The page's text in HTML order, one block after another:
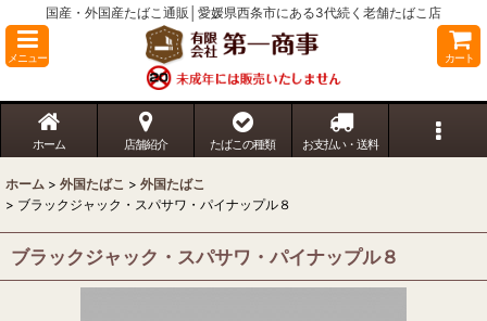
国産・外国産たばこ通販│愛媛県西条市にある3代続く老舗たばこ店
メニュー カート
ホーム 店舗紹介 たばこの種類 お支払い・送料
ホーム > 外国たばこ > 外国たばこ
> ブラックジャック・スパサワ・パイナップル８
ブラックジャック・スパサワ・パイナップル８